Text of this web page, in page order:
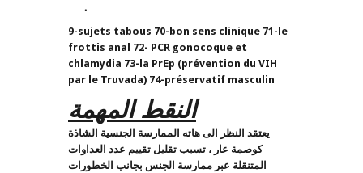
.
9-sujets tabous 70-bon sens clinique 71-le
frottis anal 72- PCR gonocoque et
chlamydia 73-la PrEp (prévention du VIH
par le Truvada) 74-préservatif masculin
النقط المهمة
يعتقد النظر الى هاته الممارسة الجنسية الشاذة
كوصمة عار ، تسبب تقليل تقييم عدد العداوات
المتنقلة عبر ممارسة الجنس بجانب الخطورات